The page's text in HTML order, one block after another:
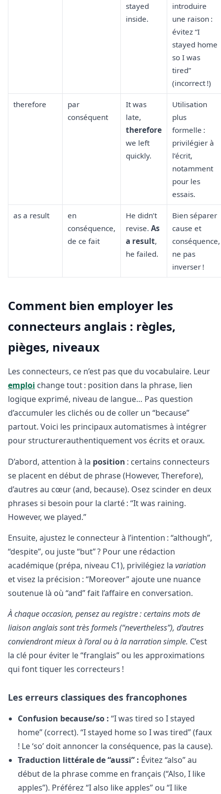
stayed
inside.
introduire
une raison :
évitez “I
stayed home
so I was
tired”
(incorrect !)
therefore
par
conséquent
It was
late,
therefore
we left
quickly.
Utilisation
plus
formelle :
privilégier à
l’écrit,
notamment
pour les
essais.
as a result
en
conséquence,
de ce fait
He didn’t
revise. As
a result,
he failed.
Bien séparer
cause et
conséquence,
ne pas
inverser !
Comment bien employer les
connecteurs anglais : règles,
pièges, niveaux
Les connecteurs, ce n’est pas que du vocabulaire. Leur
emploi change tout : position dans la phrase, lien
logique exprimé, niveau de langue… Pas question
d’accumuler les clichés ou de coller un “because”
partout. Voici les principaux automatismes à intégrer
pour structurerauthentiquement vos écrits et oraux.
D’abord, attention à la position : certains connecteurs
se placent en début de phrase (However, Therefore),
d’autres au cœur (and, because). Osez scinder en deux
phrases si besoin pour la clarté : “It was raining.
However, we played.”
Ensuite, ajustez le connecteur à l’intention : “although”,
“despite”, ou juste “but” ? Pour une rédaction
académique (prépa, niveau C1), privilégiez la variation
et visez la précision : “Moreover” ajoute une nuance
soutenue là où “and” fait l’affaire en conversation.
À chaque occasion, pensez au registre : certains mots de
liaison anglais sont très formels (“nevertheless”), d’autres
conviendront mieux à l’oral ou à la narration simple. C’est
la clé pour éviter le “franglais” ou les approximations
qui font tiquer les correcteurs !
Les erreurs classiques des francophones
Confusion because/so : “I was tired so I stayed
home” (correct). “I stayed home so I was tired” (faux
! Le ‘so’ doit annoncer la conséquence, pas la cause).
Traduction littérale de “aussi” : Évitez “also” au
début de la phrase comme en français (“Also, I like
apples”). Préférez “I also like apples” ou “I like